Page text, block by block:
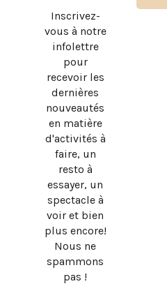
Inscrivez-
vous à notre
infolettre
pour
recevoir les
dernières
nouveautés
en matière
d'activités à
faire, un
resto à
essayer, un
spectacle à
voir et bien
plus encore!
Nous ne
spammons
pas !